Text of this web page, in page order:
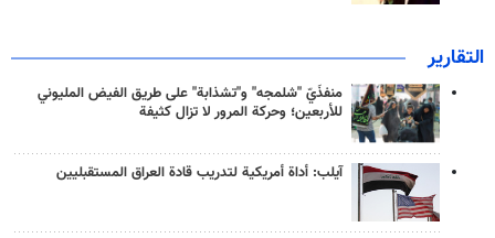
التقارير
منفذَيّ "شلمجه" و"تشذابة" على طريق الفيض المليوني
للأربعين؛ وحركة المرور لا تزال كثيفة
آيلب: أداة أمريكية لتدريب قادة العراق المستقبليين